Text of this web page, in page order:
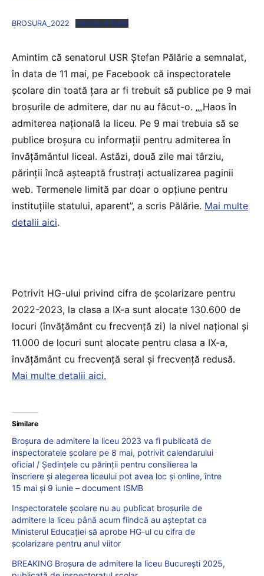
BROSURA_2022 Descarcă fișier
Amintim că senatorul USR Ștefan Pălărie a semnalat,
în data de 11 mai, pe Facebook că inspectoratele
școlare din toată țara ar fi trebuit să publice pe 9 mai
broșurile de admitere, dar nu au făcut-o. „„Haos în
admiterea națională la liceu. Pe 9 mai trebuia să se
publice broșura cu informații pentru admiterea în
învățământul liceal. Astăzi, două zile mai târziu,
părinții încă așteaptă frustrați actualizarea paginii
web. Termenele limită par doar o opțiune pentru
instituțiile statului, aparent”, a scris Pălărie. Mai multe
detalii aici.
Potrivit HG-ului privind cifra de școlarizare pentru
2022-2023, la clasa a IX-a sunt alocate 130.600 de
locuri (învățământ cu frecvență zi) la nivel național și
11.000 de locuri sunt alocate pentru clasa a IX-a,
învățământ cu frecvență seral și frecvență redusă.
Mai multe detalii aici.
Similare
Broșura de admitere la liceu 2023 va fi publicată de
inspectoratele școlare pe 8 mai, potrivit calendarului
oficial / Ședințele cu părinții pentru consilierea la
înscriere și alegerea liceului pot avea loc și online, între
15 mai și 9 iunie – document ISMB
Inspectoratele școlare nu au publicat broșurile de
admitere la liceu până acum fiindcă au așteptat ca
Ministerul Educației să aprobe HG-ul cu cifra de
școlarizare pentru anul viitor
BREAKING Broșura de admitere la liceu București 2025,